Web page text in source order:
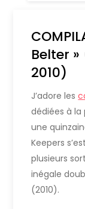
Belter
2010)
J’adore les
dédiées à
une
Keepers
plusieurs
inégale
(2010).